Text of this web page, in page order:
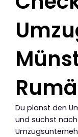
Du planst den
und suchst